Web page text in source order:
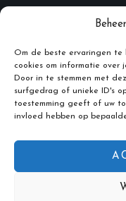
Om de beste ervaringen te
cookies om informatie
Door in te stemmen met
surfgedrag of unieke ID's
toestemming geeft of uw
invloed hebben op
CONTACT
Adres: Liniepad 44,
Telefoonnummer: +31 6
Email: